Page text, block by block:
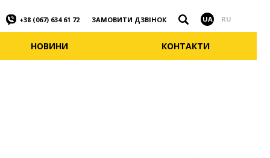
+38 (067) 634 61 72 ЗАМОВИТИ ДЗВІНОК UA RU
НОВИНИ КОНТАКТИ
Знайти